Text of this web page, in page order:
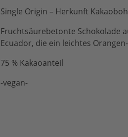
Single Origin – Herkunft
Fruchtsäurebetonte Schokolade
Ecuador, die ein leichtes
75 % Kakaoanteil
-vegan-